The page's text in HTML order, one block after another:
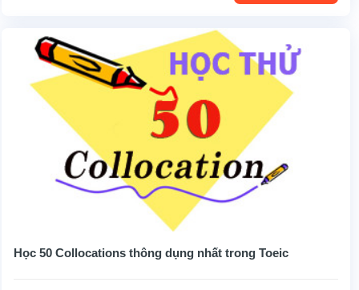
Học 50 Collocations thông dụng nhất trong Toeic